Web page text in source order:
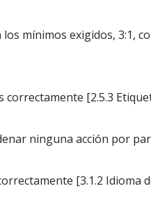
mínimos exigidos, 3:1,
[2.5.3
ninguna acción por
[3.1.2 Idioma